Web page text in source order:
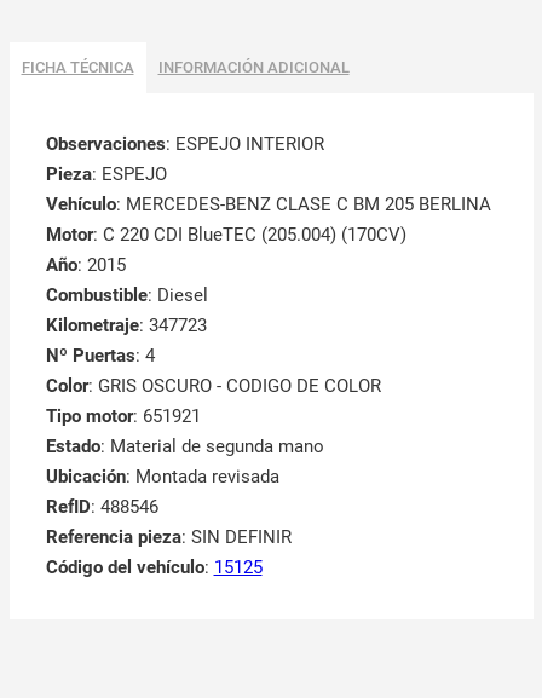
FICHA TÉCNICA INFORMACIÓN ADICIONAL
Observaciones: ESPEJO INTERIOR
Pieza: ESPEJO
Vehículo: MERCEDES-BENZ CLASE C BM 205 BERLINA
Motor: C 220 CDI BlueTEC (205.004) (170CV)
Año: 2015
Combustible: Diesel
Kilometraje: 347723
Nº Puertas: 4
Color: GRIS OSCURO - CODIGO DE COLOR
Tipo motor: 651921
Estado: Material de segunda mano
Ubicación: Montada revisada
RefID: 488546
Referencia pieza: SIN DEFINIR
Código del vehículo: 15125